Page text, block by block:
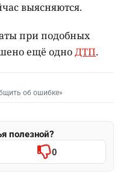
выясняются.
при подобных
ещё одноДТП.
об ошибке»
полезной?
0